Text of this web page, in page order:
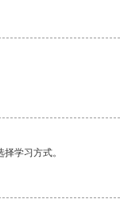
学习方式。